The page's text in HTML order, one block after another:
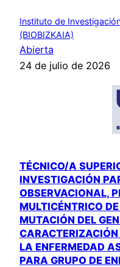
Instituto de
(BIOBIZKAIA)
Abierta
24 de julio de 2026
TÉCNICO/A
INVESTIGACIÓN
OBSERVACIONAL,
MULTICÉNTRICO
MUTACIÓN DEL
LA ENFERMEDAD
PARA GRUPO DE